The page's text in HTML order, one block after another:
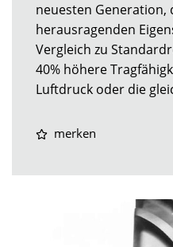
neuesten Generation,
herausragenden
Vergleich zu
40% höhere
Luftdruck oder die
merken